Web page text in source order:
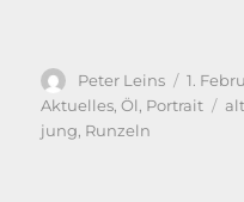
Autor
Peter Leins
am
1.
Aktuelles,Öl, Portrait alt
jung, Runzeln